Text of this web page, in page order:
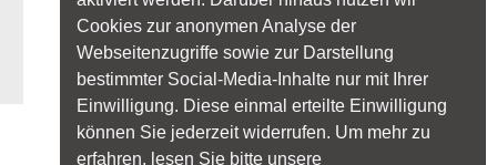
Cookies zur anonymen Analyse der
Webseitenzugriffe sowie zur Darstellung
bestimmter Social-Media-Inhalte nur mit Ihrer
Einwilligung. Diese einmal erteilte Einwilligung
können Sie jederzeit widerrufen. Um mehr zu
erfahren, lesen Sie bitte unsere